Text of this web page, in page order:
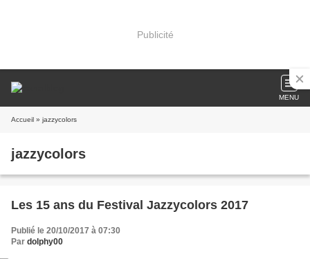
Publicité
MENU
Accueil » jazzycolors
jazzycolors
Les 15 ans du Festival Jazzycolors 2017
Publié le 20/10/2017 à 07:30
Par dolphy00